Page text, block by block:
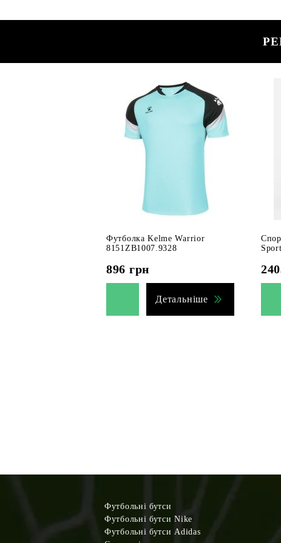
Футболка Kelme Warrior
8151ZB1007.9328
896 грн
Детальніше
Футбольні бутси
Футбольні бутси Nike
Футбольні бутси Adidas